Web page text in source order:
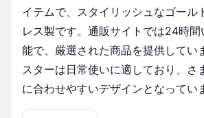
イテムで、スタイリッシュなゴール
レス製です。通販サイトでは24時
能で、厳選された商品を提供してい
スターは日常使いに適しており、さ
に合わせやすいデザインとなってい